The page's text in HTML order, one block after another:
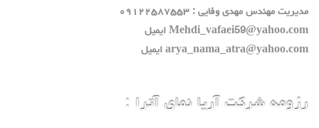
مديريت مهندس مهدي وفايي : ٠٩١٢٢٥٨٧٥٥٣
Mehdi_vafaei59@yahoo.com ايميل
arya_nama_atra@yahoo.com ايميل
رزومه شرکت آریا نمای آترا :